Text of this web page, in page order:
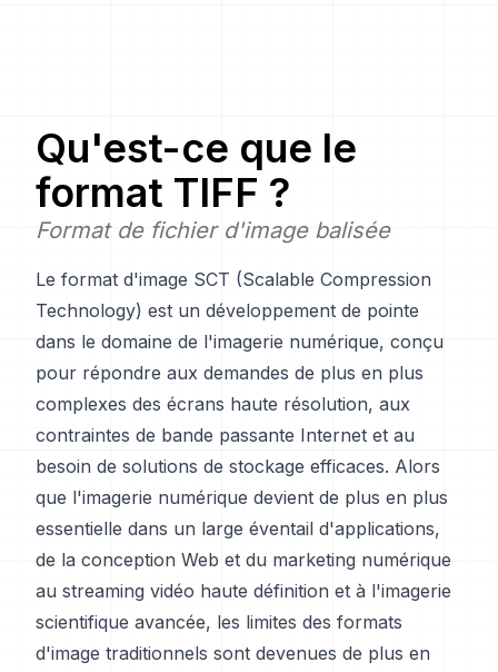
Qu'est-ce que le
format TIFF ?
Format de fichier d'image balisée
Le format d'image SCT (Scalable Compression
Technology) est un développement de pointe
dans le domaine de l'imagerie numérique, conçu
pour répondre aux demandes de plus en plus
complexes des écrans haute résolution, aux
contraintes de bande passante Internet et au
besoin de solutions de stockage efficaces. Alors
que l'imagerie numérique devient de plus en plus
essentielle dans un large éventail d'applications,
de la conception Web et du marketing numérique
au streaming vidéo haute définition et à l'imagerie
scientifique avancée, les limites des formats
d'image traditionnels sont devenues de plus en